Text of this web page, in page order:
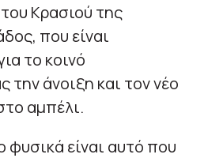
Κρασιού της
που είναι
το κοινό
την άνοιξη και τον νέο
αμπέλι.
φυσικά είναι αυτό που